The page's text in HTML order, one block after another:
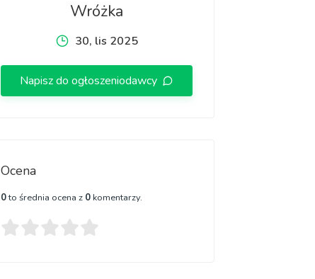
Wróżka
30, lis 2025
Napisz do ogłoszeniodawcy
Ocena
0to średnia ocena z 0komentarzy.